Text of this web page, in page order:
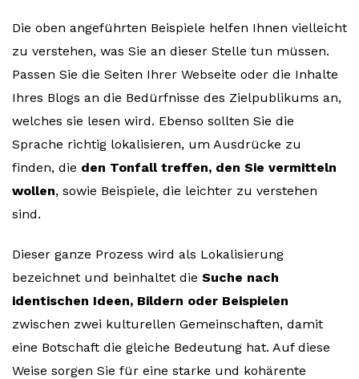
Die oben angeführten Beispiele helfen Ihnen vielleicht
zu verstehen, was Sie an dieser Stelle tun müssen.
Passen Sie die Seiten Ihrer Webseite oder die Inhalte
Ihres Blogs an die Bedürfnisse des Zielpublikums an,
welches sie lesen wird. Ebenso sollten Sie die
Sprache richtig lokalisieren, um Ausdrücke zu
finden, die den Tonfall treffen, den Sie vermitteln
wollen, sowie Beispiele, die leichter zu verstehen
sind.
Dieser ganze Prozess wird als Lokalisierung
bezeichnet und beinhaltet die Suche nach
identischen Ideen, Bildern oder Beispielen
zwischen zwei kulturellen Gemeinschaften, damit
eine Botschaft die gleiche Bedeutung hat. Auf diese
Weise sorgen Sie für eine starke und kohärente